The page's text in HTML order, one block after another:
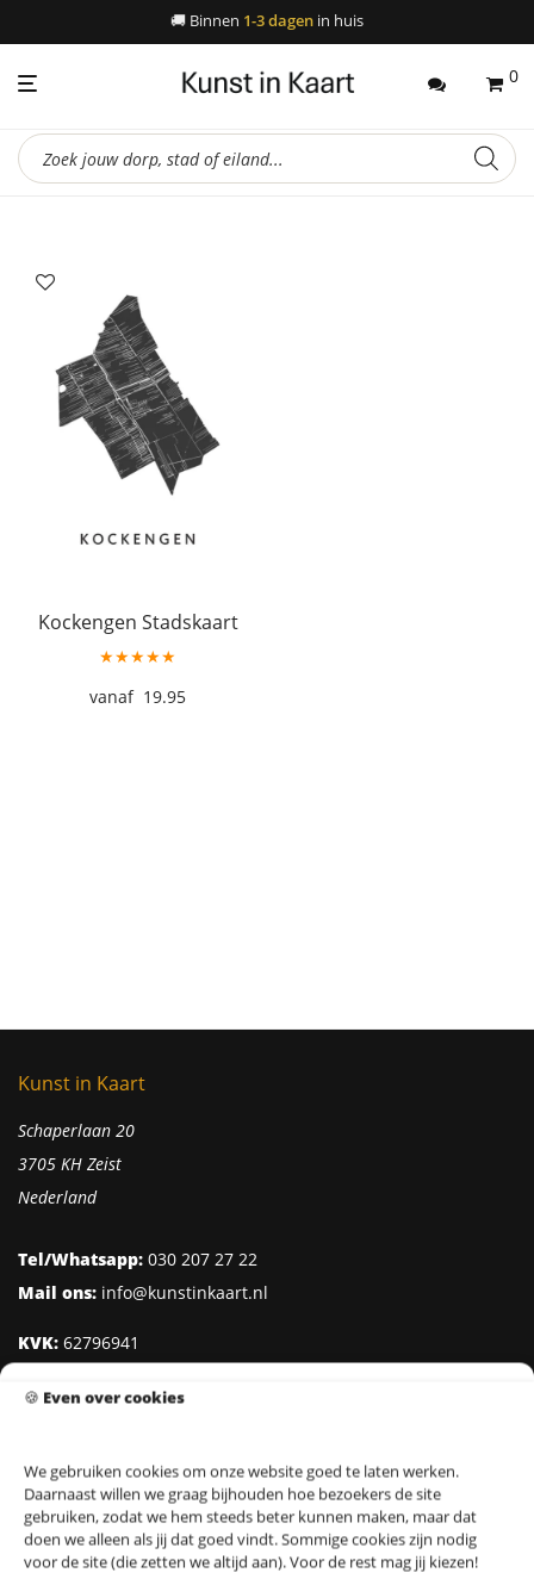
🍪 Even over cookies
We gebruiken cookies om onze website goed te laten werken.
Daarnaast willen we graag bijhouden hoe bezoekers de site
gebruiken, zodat we hem steeds beter kunnen maken, maar dat
doen we alleen als jij dat goed vindt. Sommige cookies zijn nodig
voor de site (die zetten we altijd aan). Voor de rest mag jij kiezen!
🚚 Binnen 1-3 dagen in huis
0
Producten
zoeken
Kockengen Stadskaart
★★★★★
19.95
Kunst in Kaart
Schaperlaan 20
3705 KH Zeist
Nederland
Tel/Whatsapp: 030 207 27 22
Mail ons: info@kunstinkaart.nl
KVK: 62796941
IBAN:NL95 INGB 0006 8527 18
Klantenservice
Over Kunst in Kaart